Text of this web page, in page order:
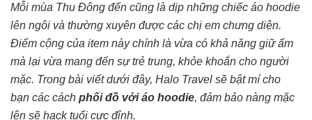
Mỗi mùa Thu Đông đến cũng là dịp những chiếc áo hoodie
lên ngôi và thường xuyên được các chị em chưng diện.
Điểm cộng của item này chính là vừa có khả năng giữ ấm
mà lại vừa mang đến sự trẻ trung, khỏe khoắn cho người
mặc. Trong bài viết dưới đây, Halo Travel sẽ bật mí cho
bạn các cách phối đồ với áo hoodie, đảm bảo nàng mặc
lên sẽ hack tuổi cực đỉnh.